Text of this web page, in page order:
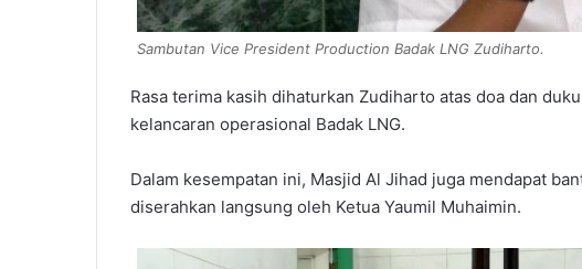
Sambutan Vice President Production Badak LNG Zudiharto.
Rasa terima kasih dihaturkan Zudiharto atas doa dan
kelancaran operasional Badak LNG.
Dalam kesempatan ini, Masjid Al Jihad juga mendapat
diserahkan langsung oleh Ketua Yaumil Muhaimin.